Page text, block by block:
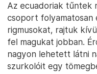
Az ecuadoriak tűntek
csoport folyamatosan
rigmusokat, rajtuk
fel magukat jobban.
nagyon lehetett látni
szurkolóit egy